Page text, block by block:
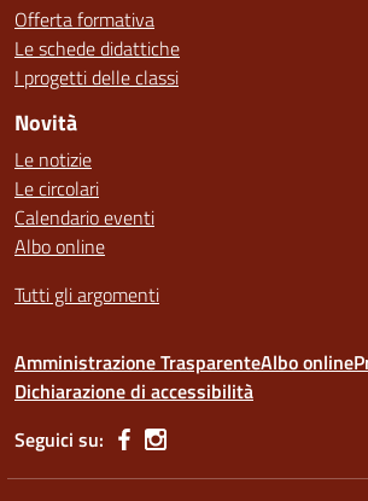
Offerta formativa
Le schede didattiche
I progetti delle classi
Novità
Le notizie
Le circolari
Calendario eventi
Albo online
Tutti gli argomenti
Amministrazione TrasparenteAlbo online
Dichiarazione di accessibilità
Seguici su: